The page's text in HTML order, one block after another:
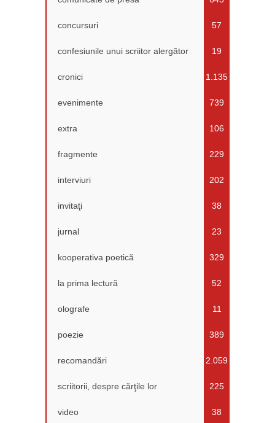
concursuri 57
confesiunile unui scriitor alergător 19
cronici 1.135
evenimente 739
extra 106
fragmente 229
interviuri 202
invitaţi 38
jurnal 23
kooperativa poetică 329
la prima lectură 52
olografe 11
poezie 389
recomandări 2.059
scriitorii, despre cărţile lor 225
video 38